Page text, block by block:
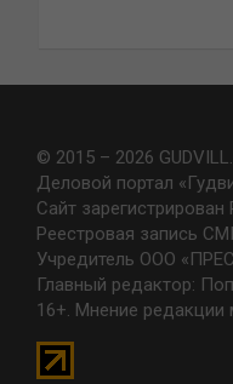
© 2015 – 2026
Деловой портал
Сайт
Реестровая запись
Учредитель ООО
Главный редактор:
16+. Мнение редакции